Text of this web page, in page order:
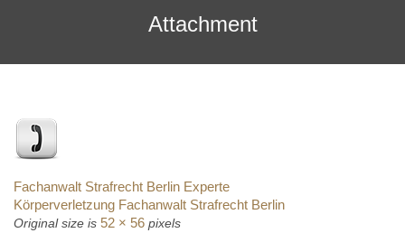
Attachment
Fachanwalt Strafrecht Berlin Experte
Körperverletzung Fachanwalt Strafrecht Berlin
Original size is 52 × 56 pixels